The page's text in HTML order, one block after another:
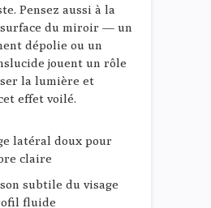
Pensez aussi à la
du miroir — un
dépolie ou un
jouent un rôle
la lumière et
effet voilé.
latéral doux pour
claire
subtile du visage
fluide